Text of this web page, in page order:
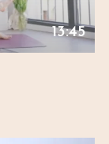
13:45